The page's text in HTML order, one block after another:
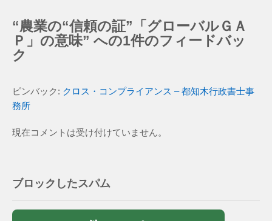
“農業の“信頼の証”「グローバルＧＡ
Ｐ」の意味” への1件のフィードバッ
ク
ピンバック: クロス・コンプライアンス – 都知木行政書士事
務所
現在コメントは受け付けていません。
ブロックしたスパム